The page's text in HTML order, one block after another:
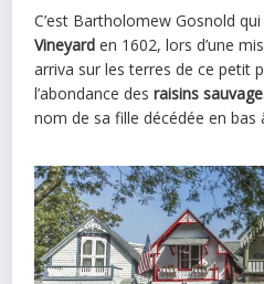
C’est Bartholomew Gosnold qui
Vineyard en 1602, lors d’une
arriva sur les terres de ce petit
l’abondance desraisins
nom de sa fille décédée en bas